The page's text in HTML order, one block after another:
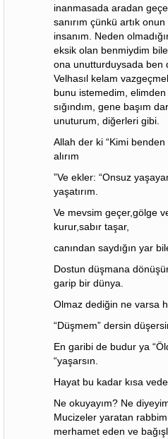
inanmasada aradan
sanırım çünkü artık
insanım. Neden
eksik olan benmiydim
ona unutturduysada ben
Velhasıl kelam
bunu istemedim, elimden
sığındım, gene başım
unuturum, diğerleri gibi.
Allah der ki “Kimi
alırım
”Ve ekler: “Onsuz
yaşatırım.
Ve mevsim geçer,gölge
kurur,sabır taşar,
canından saydığın yar
Dostun düşmana
garip bir dünya.
Olmaz dediğin ne varsa
“Düşmem” dersin
En garibi de budur ya
“yaşarsın.
Hayat bu kadar kısa
Ne okuyayım? Ne
Mucizeler yaratan
merhamet eden ve